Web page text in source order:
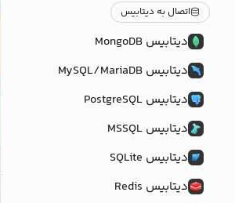
اتصال به دیتابیس
دیتابیس MongoDB
دیتابیس MySQL/MariaDB
دیتابیس PostgreSQL
دیتابیس MSSQL
دیتابیس SQLite
دیتابیس Redis